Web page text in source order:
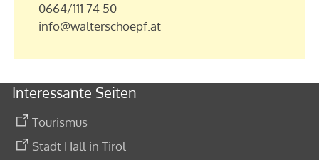
0664/111 74 50
info@walterschoepf.at
Interessante Seiten
Tourismus
Stadt Hall in Tirol